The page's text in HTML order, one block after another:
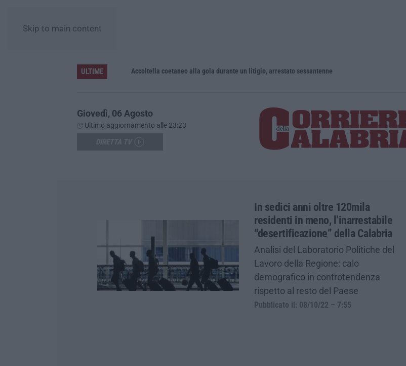
Skip to main content
ULTIME Accoltella coetaneo alla gola durante un litigio, arrestato sessantenne
Giovedì, 06 Agosto
Ultimo aggiornamento alle 23:23
In sedici anni oltre 120mila
residenti in meno, l’inarrestabile
“desertificazione” della Calabria
Analisi del Laboratorio Politiche del
Lavoro della Regione: calo
demografico in controtendenza
rispetto al resto del Paese
Pubblicato il: 08/10/22 – 7:55